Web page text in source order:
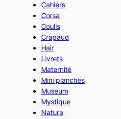
Cahiers
Corsa
Coulis
Crapaud
Hair
Livrets
Maternité
Mini planches
Museum
Mystique
Nature